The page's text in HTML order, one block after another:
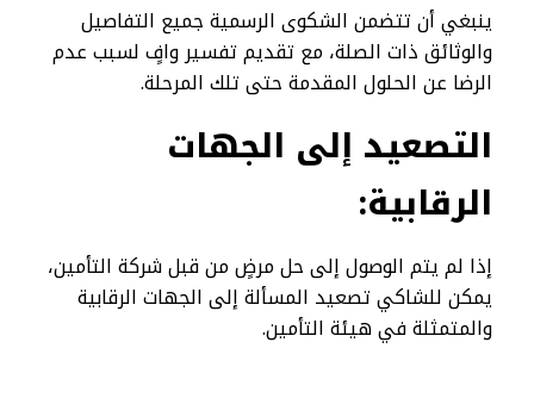
ينبغي أن تتضمن الشكوى الرسمية جميع التفاصيل
والوثائق ذات الصلة، مع تقديم تفسير وافٍ لسبب عدم
الرضا عن الحلول المقدمة حتى تلك المرحلة.
التصعيد إلى الجهات
الرقابية:
إذا لم يتم الوصول إلى حل مرضٍ من قبل شركة التأمين،
يمكن للشاكي تصعيد المسألة إلى الجهات الرقابية
والمتمثلة في هيئة التأمين.